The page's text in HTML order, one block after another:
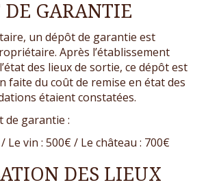
DE GARANTIE
un dépôt de garantie est
Après l’établissement
des lieux de sortie, ce dépôt est
faite du coût de remise en état des
étaient constatées.
de garantie :
Le vin : 500€ / Le château : 700€
DES LIEUX